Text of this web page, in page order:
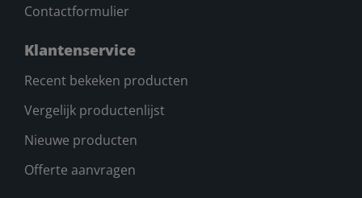
Contactformulier
Klantenservice
Recent bekeken producten
Vergelijk productenlijst
Nieuwe producten
Offerte aanvragen